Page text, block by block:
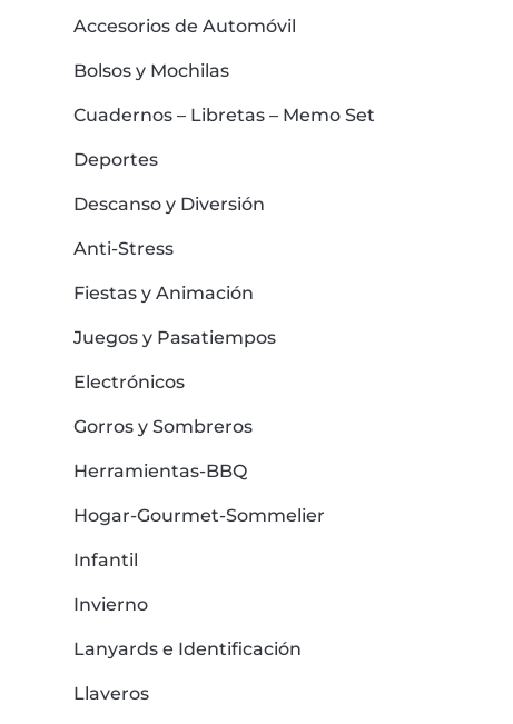
Accesorios de Automóvil
Bolsos y Mochilas
Cuadernos – Libretas – Memo Set
Deportes
Descanso y Diversión
Anti-Stress
Fiestas y Animación
Juegos y Pasatiempos
Electrónicos
Gorros y Sombreros
Herramientas-BBQ
Hogar-Gourmet-Sommelier
Infantil
Invierno
Lanyards e Identificación
Llaveros